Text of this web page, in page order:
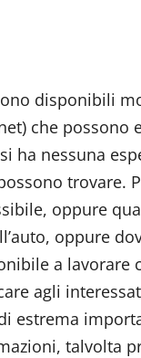
disponibili
che possono
ha nessuna
trovare.
oppure
oppure
a lavorare
agli
estrema
talvolta